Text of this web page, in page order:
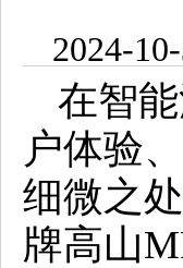
在智
户体验
细微之
牌高山